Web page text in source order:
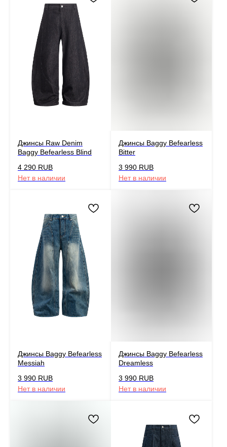
Джинсы Raw Denim
Baggy Befearless Blind
4 290 RUB
Нет в наличии
Джинсы Baggy Befearless
Bitter
3 990 RUB
Нет в наличии
Джинсы Baggy Befearless
Messiah
3 990 RUB
Нет в наличии
Джинсы Baggy Befearless
Dreamless
3 990 RUB
Нет в наличии